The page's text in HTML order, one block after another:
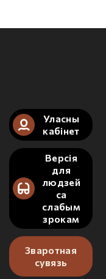
Уласны
кабінет
Версія
для
людзей
са
слабым
зрокам
Зваротная
сувязь